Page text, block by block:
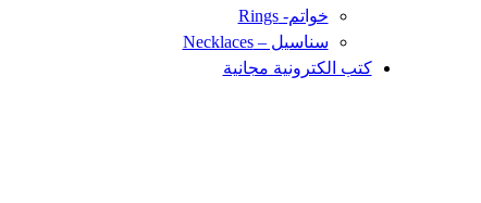
خواتم- Rings
سناسيل – Necklaces
كتب الكترونية مجانية